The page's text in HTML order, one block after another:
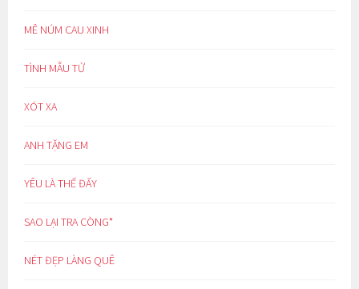
MÊ NÚM CAU XINH
TÌNH MẪU TỬ
XÓT XA
ANH TẶNG EM
YÊU LÀ THẾ ĐẤY
SAO LẠI TRA CÒNG*
NÉT ĐẸP LÀNG QUÊ